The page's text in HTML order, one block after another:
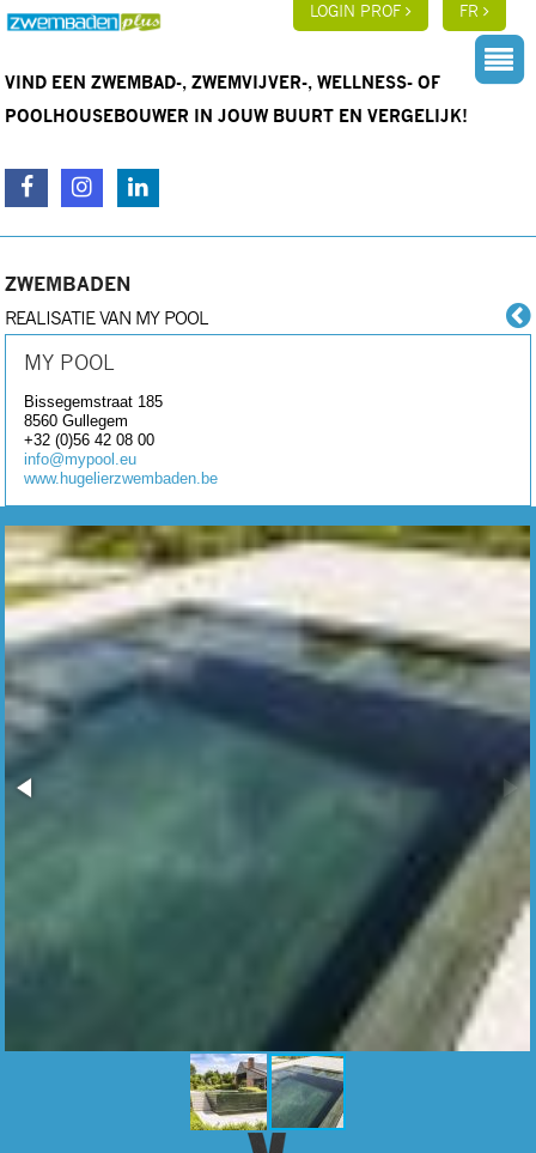
LOGIN PROF FR
VIND EEN ZWEMBAD-, ZWEMVIJVER-, WELLNESS- OF
POOLHOUSEBOUWER IN JOUW BUURT EN VERGELIJK!
ZWEMBADEN
REALISATIE VAN MY POOL
MY POOL
Bissegemstraat 185
8560Gullegem
+32 (0)56 42 08 00
info@mypool.eu
www.hugelierzwembaden.be